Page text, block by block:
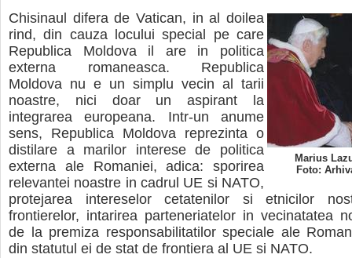
Marius
Foto:
Chisinaul difera de Vatican, in al doilea
rind, din cauza locului special pe care
Republica Moldova il are in politica
externa romaneasca. Republica
Moldova nu e un simplu vecin al tarii
noastre, nici doar un aspirant la
integrarea europeana. Intr-un anume
sens, Republica Moldova reprezinta o
distilare a marilor interese de politica
externa ale Romaniei, adica: sporirea
relevantei noastre in cadrul UE si NATO,
protejarea intereselor cetatenilor si etnicilor
frontierelor, intarirea parteneriatelor in vecinatatea
de la premiza responsabilitatilor speciale ale
din statutul ei de stat de frontiera al UE si NATO.